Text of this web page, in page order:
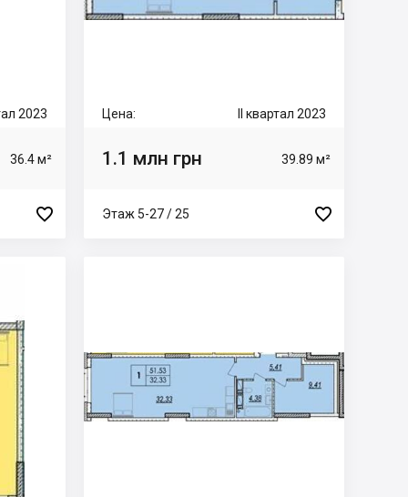
2023
36.4 м²

Цена: II квартал 2023
1.1 млн грн 39.89 м²
Этаж 5-27 / 25 